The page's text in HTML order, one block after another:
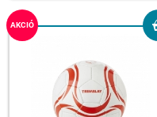
AKCIÓ